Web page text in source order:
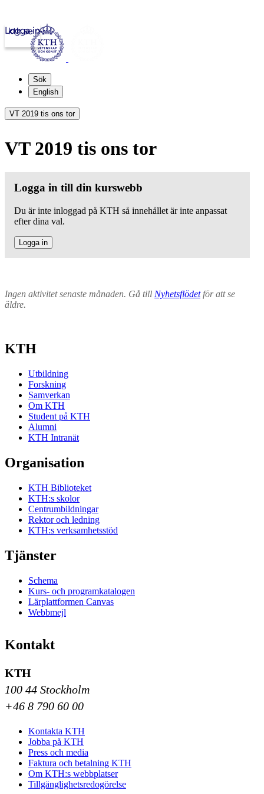
kth.se
Logga in
Sök
English
VT 2019 tis ons tor
VT 2019 tis ons tor
Logga in till din kurswebb
Du är inte inloggad på KTH så innehållet är inte anpassat
efter dina val.
Logga in
Ingen aktivitet senaste månaden. Gå till Nyhetsflödetför att se
äldre.
KTH
Utbildning
Forskning
Samverkan
Om KTH
Student på KTH
Alumni
KTH Intranät
Organisation
KTH Biblioteket
KTH:s skolor
Centrumbildningar
Rektor och ledning
KTH:s verksamhetsstöd
Tjänster
Schema
Kurs- och programkatalogen
Lärplattformen Canvas
Webbmejl
Kontakt
KTH
100 44 Stockholm
+46 8 790 60 00
Kontakta KTH
Jobba på KTH
Press och media
Faktura och betalning KTH
Om KTH:s webbplatser
Tillgänglighetsredogörelse